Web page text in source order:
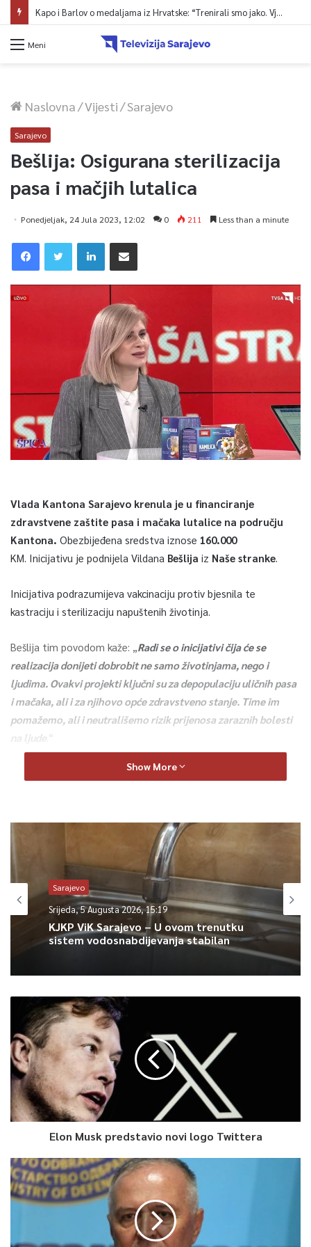
Kapo i Barlov o medaljama iz Hrvatske: “Trenirali smo jako. Vjerovali smo”
Meni
Naslovna/Vijesti/Sarajevo
Sarajevo
Bešlija: Osigurana sterilizacija
pasa i mačjih lutalica
Ponedjeljak, 24 Jula 2023, 12:02 0 211 Less than a minute
Vlada Kantona Sarajevo krenula je u financiranje
zdravstvene zaštite pasa i mačaka lutalice na području
Kantona. Obezbijeđena sredstva iznose 160.000
KM. Inicijativu je podnijela Vildana Bešlija iz Naše stranke
Inicijativa podrazumijeva vakcinaciju protiv bjesnila te
kastraciju i sterilizaciju napuštenih životinja.
Bešlija tim povodom kaže: „ Radi se o inicijativi čija će se
realizacija donijeti dobrobit ne samo životinjama, nego i
ljudima. Ovakvi projekti ključni su za depopulaciju uličnih pasa
i mačaka, ali i za njihovo opće zdravstveno stanje. Time im
pomažemo, ali i neutrališemo rizik prijenosa zaraznih bolesti
na ljude .“
0
Show More
Sarajevo
Srijeda, 5 Augusta 2026, 15:19
KJKP ViK Sarajevo – U ovom trenutku
sistem vodosnabdijevanja stabilan
Elon Musk predstavio novi logo Twittera